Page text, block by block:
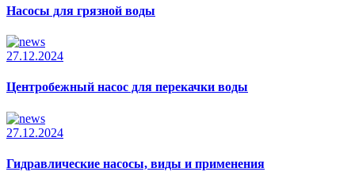
Насосы для грязной воды
27.12.2024
Центробежный насос для перекачки воды
27.12.2024
Гидравлические насосы, виды и применения